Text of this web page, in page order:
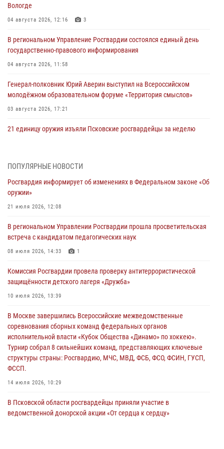
Вологде
04 августа 2026, 12:16 3
В региональном Управление Росгвардии состоялся единый день
государственно-правового информирования
04 августа 2026, 11:58
Генерал-полковник Юрий Аверин выступил на Всероссийском
молодёжном образовательном форуме «Территория смыслов»
03 августа 2026, 17:21
21 единицу оружия изъяли Псковские росгвардейцы за неделю
Росгвардейцы принимают участие в обеспечении общественной
02 августа 2026, 13:28
За минувшие сутки Псковские росгвардейцы выезжали два раза на
31 июля 2026, 13:53
В Санкт-Петербурге прошел окружной этап ежегодного
сотрудников вневедомственной охраны Росгвардии, Псковские
Росгвардейцы одержали победу
30 июля 2026, 05:10
Псковская Росгвардия приглашает на службу в подразделениях
вневедомственной охраны
ПОПУЛЯРНЫЕ НОВОСТИ
Росгвардия информирует об изменениях в Федеральном законе «Об
оружии»
21 июля 2026, 12:08
В региональном Управлении Росгвардии прошла просветительская
встреча с кандидатом педагогических наук
08 июля 2026, 14:33 1
Комиссия Росгвардии провела проверку антитеррористической
защищённости детского лагеря «Дружба»
10 июля 2026, 13:39
В Москве завершились Всероссийские межведомственные
соревнования сборных команд федеральных органов
исполнительной власти «Кубок Общества «Динамо» по хоккею».
Турнир собрал 8 сильнейших команд, представляющих ключевые
структуры страны: Росгвардию, МЧС, МВД, ФСБ, ФСО, ФСИН, ГУСП,
ФССП.
14 июля 2026, 10:29
В Псковской области росгвардейцы приняли участие в
ведомственной донорской акции «От сердца к сердцу»